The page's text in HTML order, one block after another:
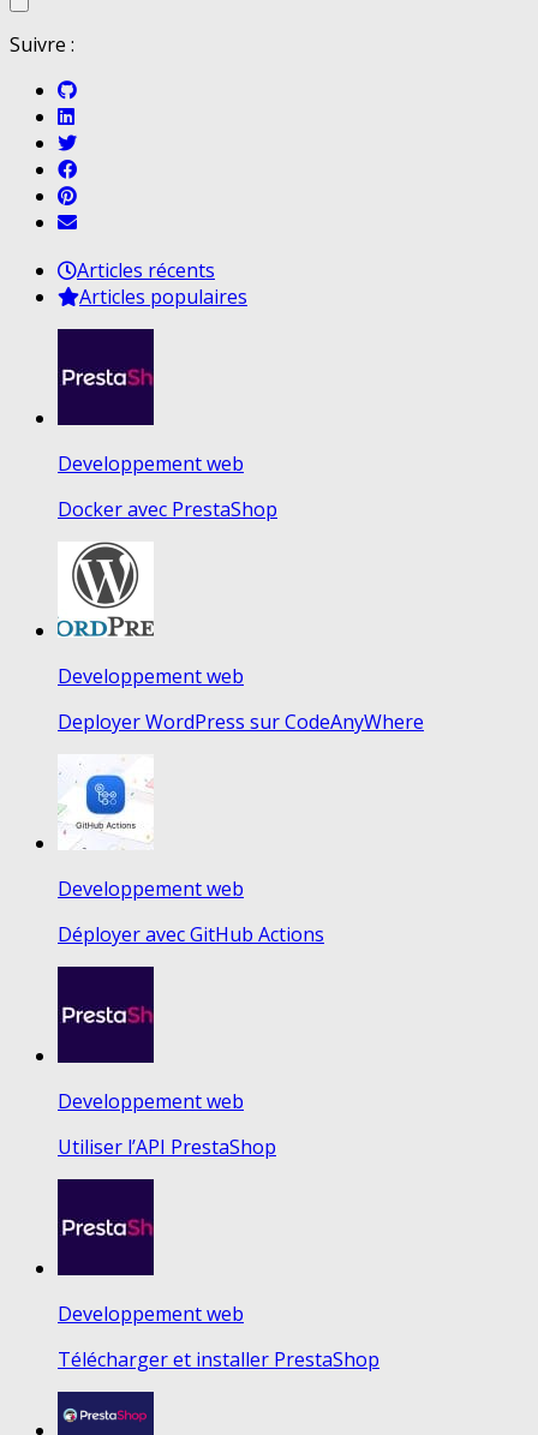
Suivre :
Articles récents
Articles populaires
Developpement web
Docker avec PrestaShop
Developpement web
Deployer WordPress sur CodeAnyWhere
Developpement web
Déployer avec GitHub Actions
Developpement web
Utiliser l’API PrestaShop
Developpement web
Télécharger et installer PrestaShop